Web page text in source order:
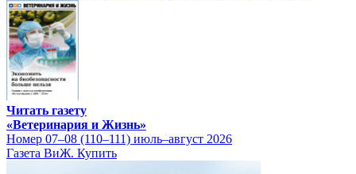
Читать газету
«Ветеринария и Жизнь»
Номер 07–08 (110–111) июль–август 2026
Газета ВиЖ. Купить